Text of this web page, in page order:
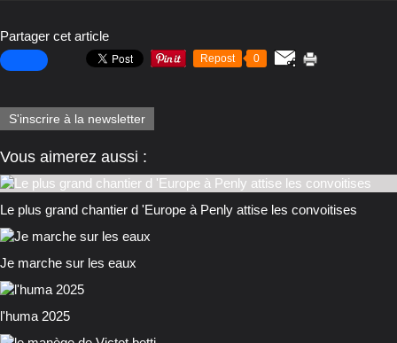
Partager cet article
Repost 0
S'inscrire à la newsletter
Vous aimerez aussi :
Le plus grand chantier d 'Europe à Penly attise les convoitises
Je marche sur les eaux
l'huma 2025